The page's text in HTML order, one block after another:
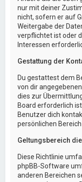
nur mit deiner
nicht, sofern er auf
Weitergabe der
verpflichtet ist oder
Interessen
Gestattung der
Du gestattest dem
von dir
dies zur
Board erforderlich
Benutzer dich
persönlichen
Geltungsbereich
Diese Richtlinie
phpBB-Software
anderen Bereichen